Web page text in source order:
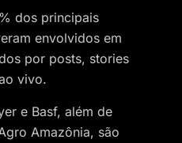
dos principais
envolvidos em
por posts, stories
vivo.
e Basf, além de
Amazônia, são